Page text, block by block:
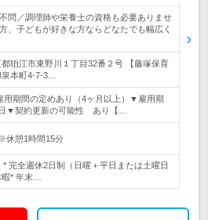
問／調理師や栄養士の資格も必要ありませ
、子どもが好きな方ならどなたでも幅広く
都狛江市東野川１丁目32番２号 【藤塚保育
本町4-7-3…
用期間の定めあり（4ヶ月以上）▼雇用期
▼契約更新の可能性 あり【…
休憩1時間15分
完全週休2日制（日曜＋平日または土曜日
* 年末…